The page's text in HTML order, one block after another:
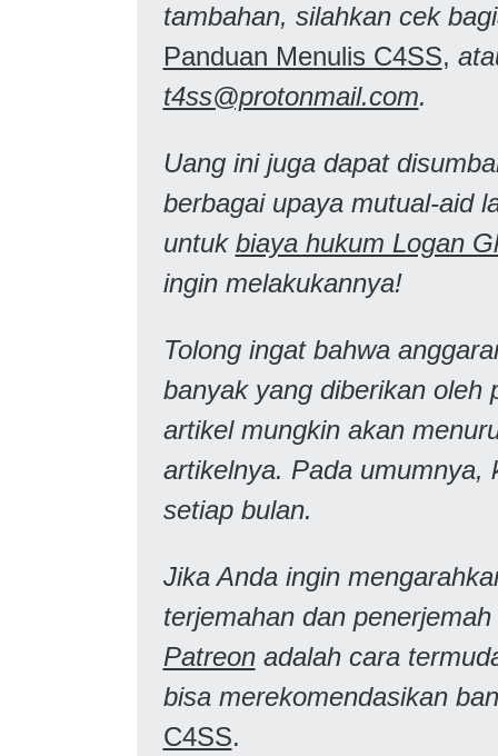
tambahan, silahkan cek
Panduan Menulis C4SS,
t4ss@protonmail.com.
Uang ini juga dapat
berbagai upaya mutual-aid
untuk biaya hukum Logan
ingin melakukannya!
Tolong ingat bahwa
banyak yang diberikan oleh
artikel mungkin akan
artikelnya. Pada umumnya,
setiap bulan.
Jika Anda ingin
terjemahan dan
Patreonadalah cara
bisa merekomendasikan
C4SS.